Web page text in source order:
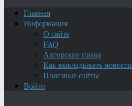
Главная
Информация
О сайте
FAQ
Авторские права
Как выкладывать новости
Полезные сайты
Войти